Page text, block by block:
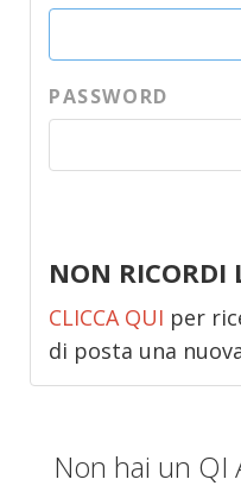
PASSWORD
NON RICORDI
CLICCA QUI per
di posta una
Non hai un QI